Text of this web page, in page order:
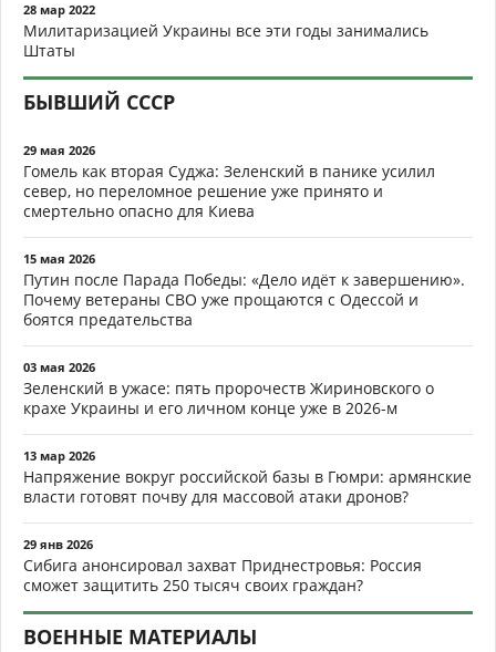
28 мар 2022
Милитаризацией Украины все эти годы занимались
Штаты
БЫВШИЙ СССР
29 мая 2026
Гомель как вторая Суджа: Зеленский в панике усилил
север, но переломное решение уже принято и
смертельно опасно для Киева
15 мая 2026
Путин после Парада Победы: «Дело идёт к завершению».
Почему ветераны СВО уже прощаются с Одессой и
боятся предательства
03 мая 2026
Зеленский в ужасе: пять пророчеств Жириновского о
крахе Украины и его личном конце уже в 2026-м
13 мар 2026
Напряжение вокруг российской базы в Гюмри: армянские
власти готовят почву для массовой атаки дронов?
29 янв 2026
Сибига анонсировал захват Приднестровья: Россия
сможет защитить 250 тысяч своих граждан?
ВОЕННЫЕ МАТЕРИАЛЫ